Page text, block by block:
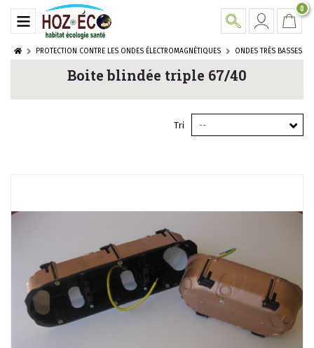
0
PROTECTION CONTRE LES ONDES ÉLECTROMAGNÉTIQUES ONDES TRÈS BASSES
Boite blindée triple 67/40
Tri --